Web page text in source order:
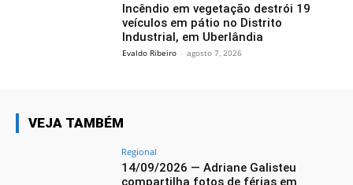
Incêndio em vegetação destrói 19
veículos em pátio no Distrito
Industrial, em Uberlândia
Evaldo Ribeiro - agosto 7, 2026
VEJA TAMBÉM
Regional
14/09/2026 — Adriane Galisteu
compartilha fotos de férias em